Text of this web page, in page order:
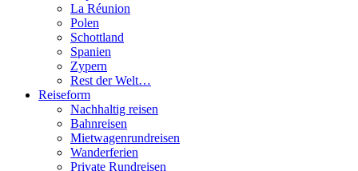
La Réunion
Polen
Schottland
Spanien
Zypern
Rest der Welt…
Reiseform
Nachhaltig reisen
Bahnreisen
Mietwagenrundreisen
Wanderferien
Private Rundreisen